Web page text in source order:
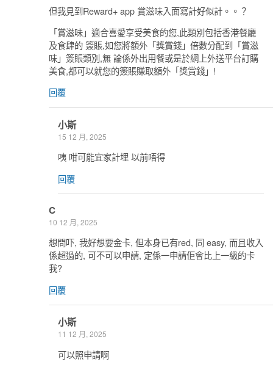
但我見到Reward+ app 賞滋味入面寫計好似計。。？
「賞滋味」適合喜愛享受美食的您,此類別包括香港餐廳
及食肆的 簽賬,如您將額外「獎賞錢」倍數分配到「賞滋
味」簽賬類別,無 論係外出用餐或是於網上外送平台訂購
美食,都可以就您的簽賬賺取額外「獎賞錢」!
回覆
小斯
15 12 月, 2025
咦 咁可能宜家計埋 以前唔得
回覆
C
10 12 月, 2025
想問吓, 我好想要金卡, 但本身已有red, 同 easy, 而且收入
係超過的, 可不可以申請, 定係一申請佢會比上一級的卡
我?
回覆
小斯
11 12 月, 2025
可以照申請啊